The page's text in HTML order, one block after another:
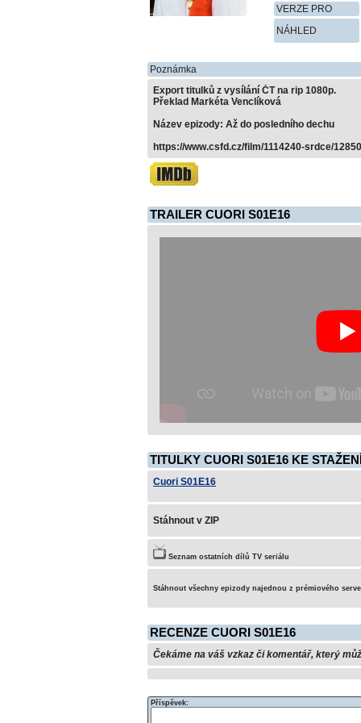
VERZE PRO
NÁHLED
Poznámka
Export titulků z vysílání ČT na rip 1080p.
Překlad Markéta Venclíková
Název epizody: Až do posledního dechu
https://www.csfd.cz/film/1114240-srdce/
TRAILER CUORI S01E16
TITULKY CUORI S01E16 KE STAŽENÍ
Cuori S01E16
Stáhnout v ZIP
Seznam ostatních dílů TV seriálu
Stáhnout všechny epizody najednou z prémiového
RECENZE CUORI S01E16
Čekáme na váš vzkaz či komentář, který
Příspěvek: